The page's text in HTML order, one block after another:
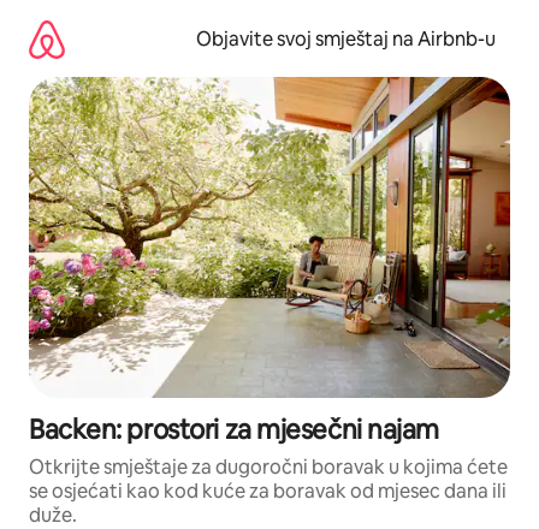
sadržaj
Objavite svoj smještaj na Airbnb-u
Backen: prostori za mjesečni najam
Otkrijte smještaje za dugoročni boravak u kojima ćete
se osjećati kao kod kuće za boravak od mjesec dana ili
duže.